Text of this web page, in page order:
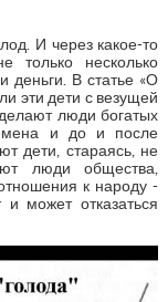
И через какое-то
только несколько
деньги. В статье «О
эти дети с везущей
люди богатых
и до и после
дети, стараясь, не
люди общества,
к народу -
и может отказаться